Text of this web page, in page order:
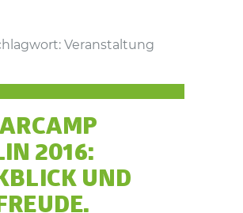
Veranstaltung
2016:
UND